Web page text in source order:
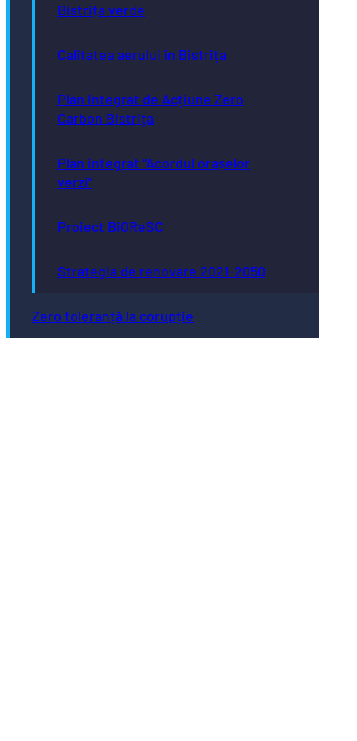
Bistrița verde
Calitatea aerului în Bistrița
Plan Integrat de Acțiune Zero
Carbon Bistrița
Plan integrat “Acordul orașelor
verzi”
Proiect BiOReSC
Strategia de renovare 2021-2050
Zero toleranță la corupție